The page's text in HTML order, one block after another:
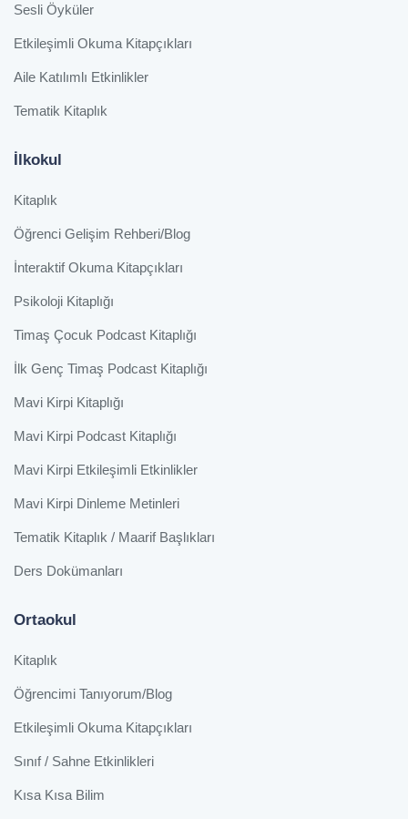
Sesli Öyküler
Etkileşimli Okuma Kitapçıkları
Aile Katılımlı Etkinlikler
Tematik Kitaplık
İlkokul
Kitaplık
Öğrenci Gelişim Rehberi/Blog
İnteraktif Okuma Kitapçıkları
Psikoloji Kitaplığı
Timaş Çocuk Podcast Kitaplığı
İlk Genç Timaş Podcast Kitaplığı
Mavi Kirpi Kitaplığı
Mavi Kirpi Podcast Kitaplığı
Mavi Kirpi Etkileşimli Etkinlikler
Mavi Kirpi Dinleme Metinleri
Tematik Kitaplık / Maarif Başlıkları
Ders Dokümanları
Ortaokul
Kitaplık
Öğrencimi Tanıyorum/Blog
Etkileşimli Okuma Kitapçıkları
Sınıf / Sahne Etkinlikleri
Kısa Kısa Bilim